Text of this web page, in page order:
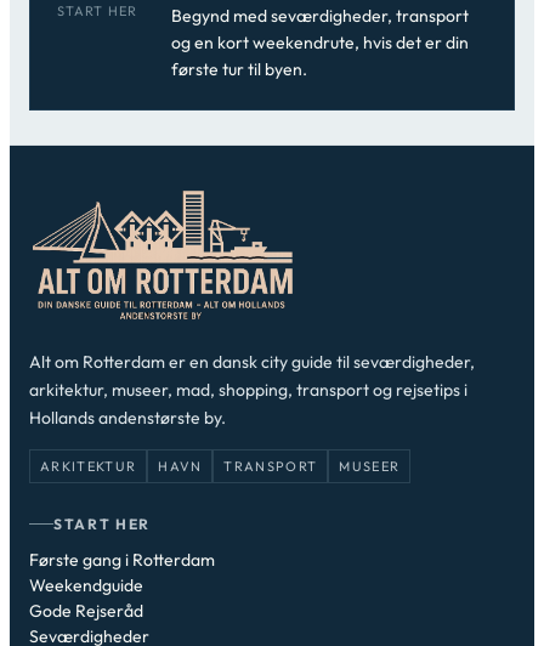
START HER
Begynd med seværdigheder, transport
og en kort weekendrute, hvis det er din
første tur til byen.
Alt om Rotterdam er en dansk city guide til seværdigheder,
arkitektur, museer, mad, shopping, transport og rejsetips i
Hollands andenstørste by.
ARKITEKTUR HAVN TRANSPORT MUSEER
START HER
Første gang i Rotterdam
Weekendguide
Gode Rejseråd
Seværdigheder